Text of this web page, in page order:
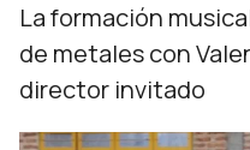
La formación
de metales con
director invitado